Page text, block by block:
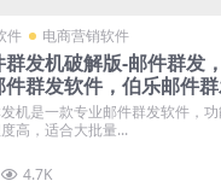
件 电商营销软件
群发机破解版-邮件群发
群发软件，伯乐邮件
器机是一款专业邮件群发软件，
高，适合大批量...
4.7K